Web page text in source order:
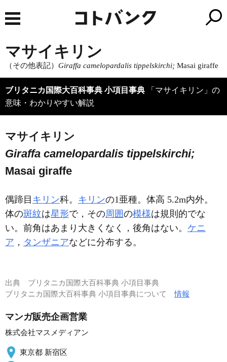
マサイキリン
（その他表記） Giraffa camelopardalis tippelskirchi; Masai giraffe
ブリタニカ国際大百科事典 小項目事典 「マサイキリン」の
意味・わかりやすい解説
マサイキリン
Giraffa camelopardalis tippelskirchi;
Masai giraffe
偶蹄目 キリン科。 キリンの1亜種。体高 5.2m内外。
体の斑紋は星形で，その周囲の模様は規則的でな
い。前角はあまり大きくなく，後角はない。 ケニ
ア ， タンザニアなどに分布する。
出典 ブリタニカ国際大百科事典 小項目事典
ブリタニカ国際大百科事典 小項目事典について情報
マンガ販売企画営業
株式会社マスメディアン
東京都 新宿区